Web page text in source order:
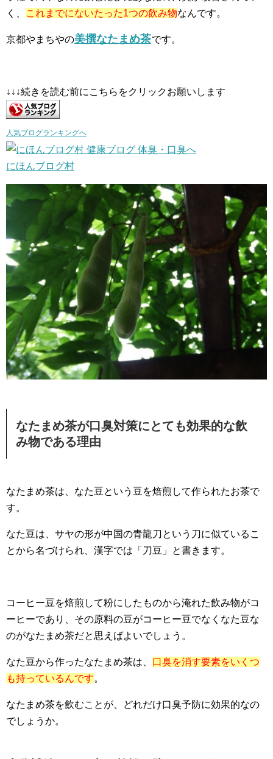
く、
これまでにないたった1つの飲み物なんです。
京都やまちやの美撰なたまめ茶です。
↓↓↓続きを読む前にこちらをクリックお願いします
人気ブログランキングへ
にほんブログ村
なたまめ茶が口臭対策にとても効果的な飲
み物である理由
なたまめ茶は、なた豆という豆を焙煎して作られたお茶で
す。
なた豆は、サヤの形が中国の青龍刀という刀に似ているこ
とから名づけられ、漢字では「刀豆」と書きます。
コーヒー豆を焙煎して粉にしたものから淹れた飲み物がコ
ーヒーであり、その原料の豆がコーヒー豆でなくなた豆な
のがなたまめ茶だと思えばよいでしょう。
なた豆から作ったなたまめ茶は、 口臭を消す要素をいくつ
も持っているんです。
なたまめ茶を飲むことが、どれだけ口臭予防に効果的なの
でしょうか。